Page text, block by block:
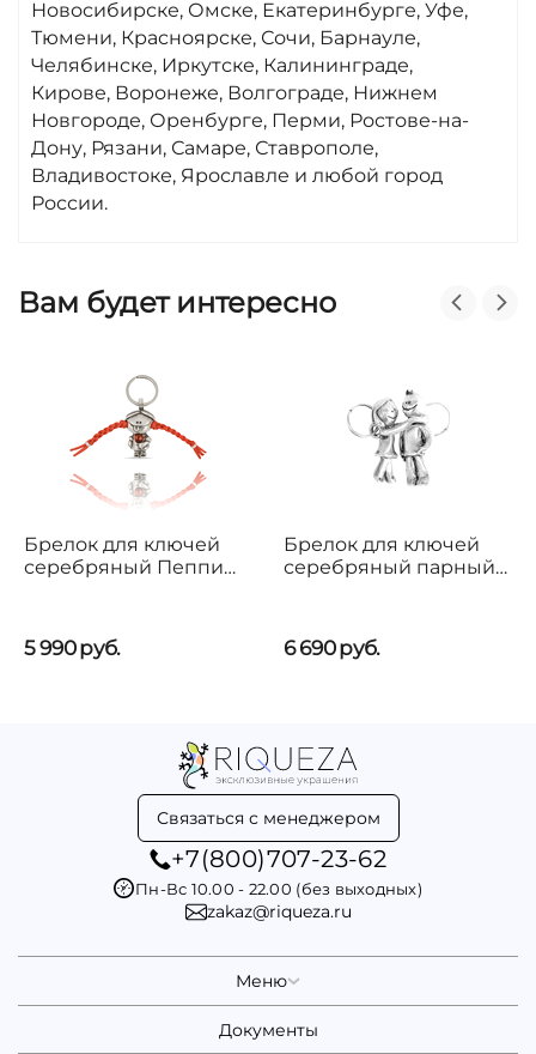
Новосибирске, Омске, Екатеринбурге, Уфе,
Тюмени, Красноярске, Сочи, Барнауле,
Челябинске, Иркутске, Калининграде,
Кирове, Воронеже, Волгограде, Нижнем
Новгороде, Оренбурге, Перми, Ростове-на-
Дону, Рязани, Самаре, Ставрополе,
Владивостоке, Ярославле и любой город
России.
Вам будет интересно
Брелок для ключей
серебряный Пеппи
5 990руб.
Брелок для ключей
серебряный парный
6 690руб.
Связаться с менеджером
+7(800)707-23-62
Пн-Вс 10.00 - 22.00 (без выходных)
zakaz@riqueza.ru
Меню
Документы